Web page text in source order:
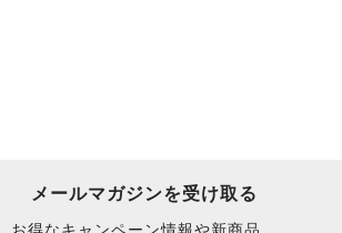
メールマガジンを受け取る